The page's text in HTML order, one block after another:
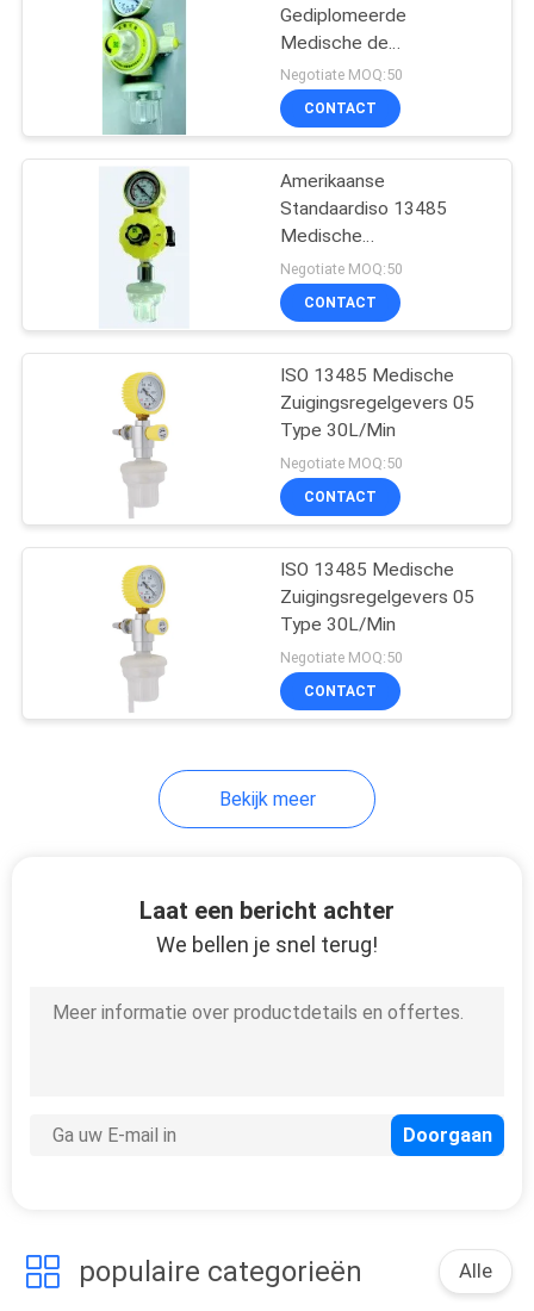
SITEMAP
PRIVACY
POLICY
Medische
Gasverzamelleiding
Medische Bed
Hoofdeenheid
1
De Regelgever van
zuurstofdebietmeter
Luchtbevochtiger
Debietmeter met
Luchtbevochtiger
Medische
Gediplomeerde
Medische de
Zuigingsregelgevers van
Ce
Negotiate MOQ:50
CONTACT
Amerikaanse
Standaardiso 13485
Medische
Zuigingsregelgevers
Negotiate MOQ:50
CONTACT
ISO 13485 Medische
Zuigingsregelgevers 05
Type 30L/Min
Negotiate MOQ:50
CONTACT
ISO 13485 Medische
Zuigingsregelgevers 05
Type 30L/Min
Negotiate MOQ:50
CONTACT
Bekijk meer
Laat een bericht achter
We bellen je snel terug!
populaire categorieën Alle